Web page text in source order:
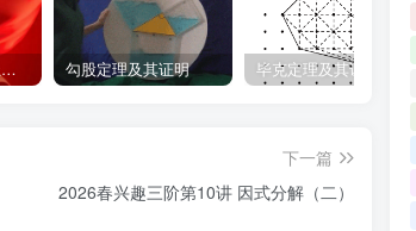
2024华师一附中丘班游园考试真题 勾股定理及其证明 毕克定理及其证明
下一篇
2026春兴趣三阶第10讲 因式分解（二）